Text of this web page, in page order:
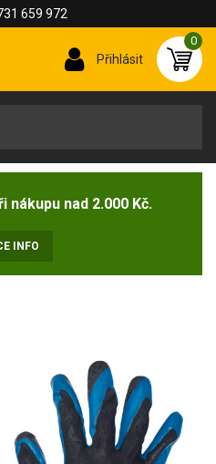
659 972
Přihlásit
0
nákupu nad 2.000 Kč.
INFO